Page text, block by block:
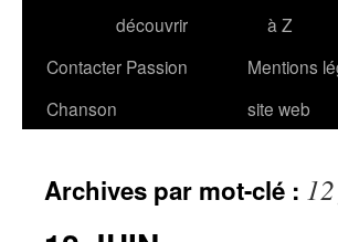
découvrir
à Z
Contacter Passion
Chanson
Mentions
site web
Archives par mot-clé :